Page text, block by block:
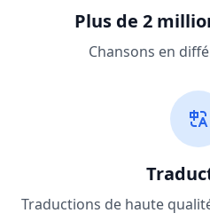
Plus de 2
Chansons en
Traductions de haute